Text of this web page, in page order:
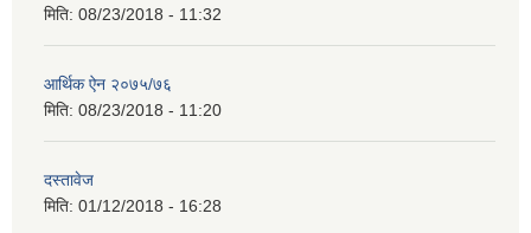
मिति: 08/23/2018 - 11:32
आर्थिक ऐन २०७५/७६
मिति: 08/23/2018 - 11:20
दस्तावेज
मिति: 01/12/2018 - 16:28